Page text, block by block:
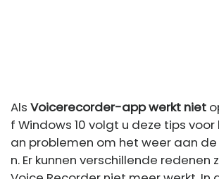
Als Voicerecorder-app werkt niet
f Windows 10 volgt u deze tips
an problemen om het weer aan
n. Er kunnen verschillende redenen